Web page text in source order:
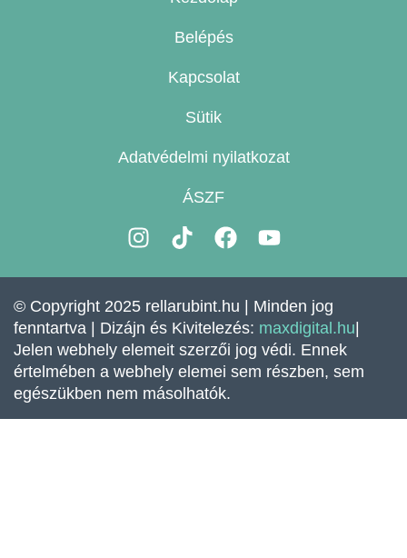
Belépés
Kapcsolat
Sütik
Adatvédelmi nyilatkozat
ÁSZF
I
s
t
a
g
r
a
m
T
k
t
o
k
F
c
e
b
o
o
k
Y
u
t
u
b
e
© Copyright 2025 rellarubint.hu | Minden jog
fenntartva | Dizájn és Kivitelezés: maxdigital.hu|
Jelen webhely elemeit szerzői jog védi. Ennek
értelmében a webhely elemei sem részben, sem
egészükben nem másolhatók.